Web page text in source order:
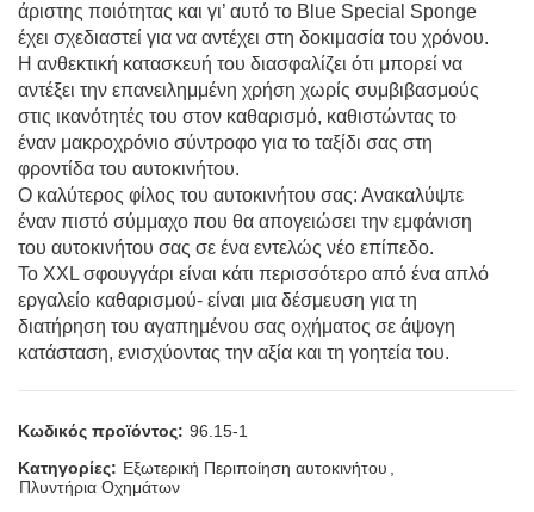
άριστης ποιότητας και γι’ αυτό το Blue Special Sponge
έχει σχεδιαστεί για να αντέχει στη δοκιμασία του χρόνου.
Η ανθεκτική κατασκευή του διασφαλίζει ότι μπορεί να
αντέξει την επανειλημμένη χρήση χωρίς συμβιβασμούς
στις ικανότητές του στον καθαρισμό, καθιστώντας το
έναν μακροχρόνιο σύντροφο για το ταξίδι σας στη
φροντίδα του αυτοκινήτου.
Ο καλύτερος φίλος του αυτοκινήτου σας: Ανακαλύψτε
έναν πιστό σύμμαχο που θα απογειώσει την εμφάνιση
του αυτοκινήτου σας σε ένα εντελώς νέο επίπεδο.
Το XXL σφουγγάρι είναι κάτι περισσότερο από ένα απλό
εργαλείο καθαρισμού- είναι μια δέσμευση για τη
διατήρηση του αγαπημένου σας οχήματος σε άψογη
κατάσταση, ενισχύοντας την αξία και τη γοητεία του.
Κωδικός προϊόντος: 96.15-1
Κατηγορίες: Εξωτερική Περιποίηση αυτοκινήτου
Πλυντήρια Οχημάτων